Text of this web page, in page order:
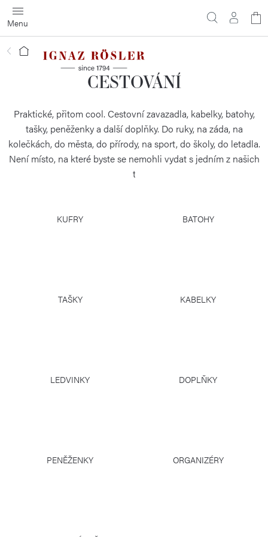
Přejít
na
obsah
Domů
CESTOVÁNÍ
Praktické, přitom cool. Cestovní zavazadla, kabelky, batohy,
tašky, peněženky a další doplňky. Do ruky, na záda, na
kolečkách, do města, do přírody, na sport, do školy, do letadla.
Není místo, na které byste se nemohli vydat s jedním z našich
zavazadel. Stačí si vybrat.
KUFRY BATOHY
TAŠKY KABELKY
LEDVINKY DOPLŇKY
PENĚŽENKY ORGANIZÉRY